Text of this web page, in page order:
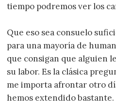
tiempo podremos ver los
Que eso sea consuelo
para una mayoría de
que consigan que alguien
su labor. Es la clásica
me importa afrontar otro
hemos extendido bastante.